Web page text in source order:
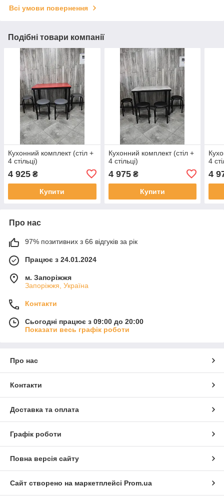
Всі умови повернення
Подібні товари компанії
Кухонний комплект (стіл +
4 стільці)
4 925 ₴
Купити
Кухонний комплект (стіл +
4 стільці)
4 975₴
Купити
4
4
Про нас
97% позитивних з 66 відгуків за рік
Працює з 24.01.2024
м. Запоріжжя
Запоріжжя, Україна
Контакти
Сьогодні працює з 09:00 до 20:00
Показати весь графік роботи
Про нас
Контакти
Доставка та оплата
Графік роботи
Повна версія сайту
Сайт створено на маркетплейсі Prom.ua